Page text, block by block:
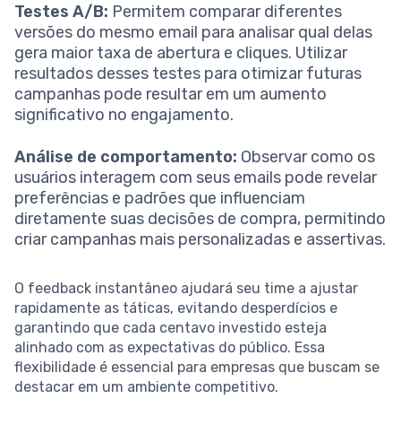
Testes A/B: Permitem comparar diferentes
versões do mesmo email para analisar qual delas
gera maior taxa de abertura e cliques. Utilizar
resultados desses testes para otimizar futuras
campanhas pode resultar em um aumento
significativo no engajamento.
Análise de comportamento: Observar como os
usuários interagem com seus emails pode revelar
preferências e padrões que influenciam
diretamente suas decisões de compra, permitindo
criar campanhas mais personalizadas e assertivas.
O feedback instantâneo ajudará seu time a ajustar
rapidamente as táticas, evitando desperdícios e
garantindo que cada centavo investido esteja
alinhado com as expectativas do público. Essa
flexibilidade é essencial para empresas que buscam se
destacar em um ambiente competitivo.